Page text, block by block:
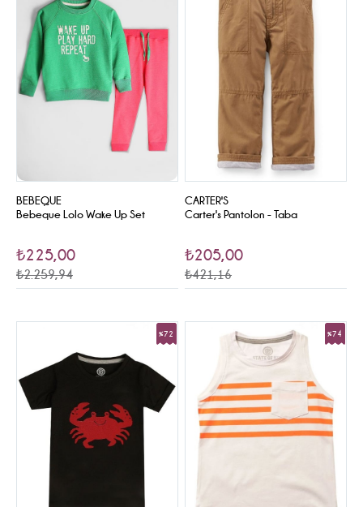
BEBEQUE
Bebeque Lolo Wake Up Set
₺225,00
₺2.259,94
CARTER'S
Carter's Pantolon - Taba
₺205,00
₺421,16
%72 %74